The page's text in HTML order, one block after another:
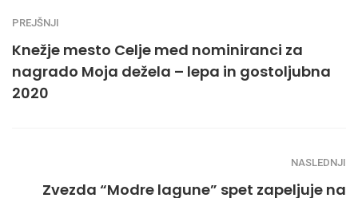
PREJŠNJI
Knežje mesto Celje med nominiranci za
nagrado Moja dežela – lepa in gostoljubna
2020
NASLEDNJI
Zvezda “Modre lagune” spet zapeljuje na